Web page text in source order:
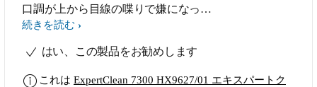
口調が上から目線の喋りで嫌になった
けどやっぱり他社の製品では満足出来
高です
続きを読む
はい、この製品をお勧めします
これは ExpertClean 7300 HX9627/01 エキスパートク